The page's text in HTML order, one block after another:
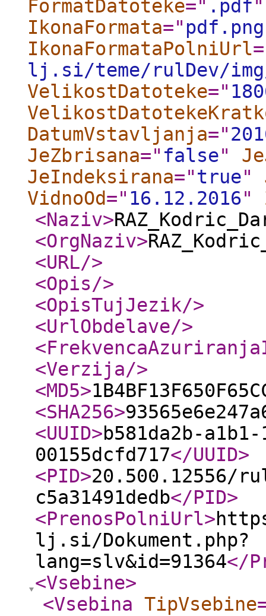
FormatDatoteke=" .pdf"
IkonaFormata=" pdf.png
IkonaFormataPolniUrl
lj.si/teme/rulDev/
VelikostDatoteke="
DatumVstavljanja="
JeZbrisana=" false"
JeIndeksirana="true"
VidnoOd=" 16.12.2016"
<Naziv>
<OrgNaziv>
<URL/>
<Opis/>
<OpisTujJezik/>
<UrlObdelave/>
<Verzija/>
<MD5>
<SHA256>
<UUID>b581da2b-
00155dcfd717</UUID>
<PID>20.500.12556/
c5a31491dedb</PID>
<PrenosPolniUrl>
lj.si/Dokument.php?
lang=slv&id=91364</
<Vsebine>
<Vsebina TipVsebine